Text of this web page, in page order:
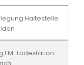
Haltestelle
EM-Ladestation